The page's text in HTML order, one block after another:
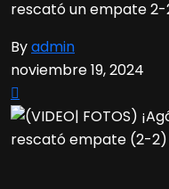
rescató un empate 2-
Byadmin
noviembre 19, 2024